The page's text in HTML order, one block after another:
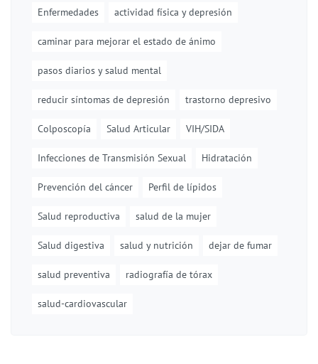
Enfermedades actividad física y depresión
caminar para mejorar el estado de ánimo
pasos diarios y salud mental
reducir síntomas de depresión trastorno depresivo
Colposcopía Salud Articular VIH/SIDA
Infecciones de Transmisión Sexual Hidratación
Prevención del cáncer Perfil de lípidos
Salud reproductiva salud de la mujer
Salud digestiva salud y nutrición dejar de fumar
salud preventiva radiografía de tórax
salud-cardiovascular